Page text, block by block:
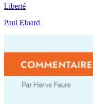
Liberté
Paul Eluard